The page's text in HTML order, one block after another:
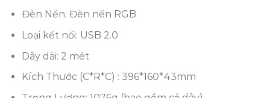
Đèn Nền: Đèn nền RGB
Loại kết nối: USB 2.0
Dây dài: 2 mét
Kích Thước (C*R*C) : 396*160*43mm